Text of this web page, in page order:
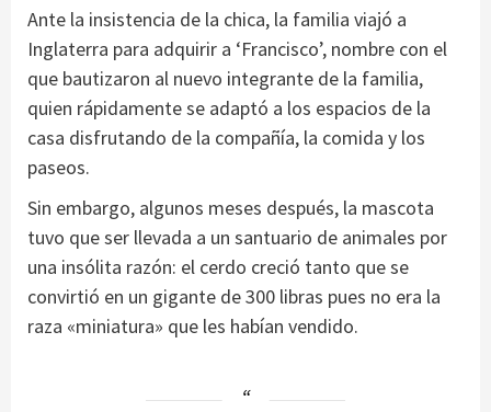
Ante la insistencia de la chica, la familia viajó a
Inglaterra para adquirir a ‘Francisco’, nombre con el
que bautizaron al nuevo integrante de la familia,
quien rápidamente se adaptó a los espacios de la
casa disfrutando de la compañía, la comida y los
paseos.
Sin embargo, algunos meses después, la mascota
tuvo que ser llevada a un santuario de animales por
una insólita razón: el cerdo creció tanto que se
convirtió en un gigante de 300 libras pues no era la
raza «miniatura» que les habían vendido.